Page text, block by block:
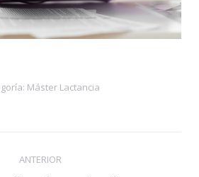
Máster Lactancia
ANTERIOR